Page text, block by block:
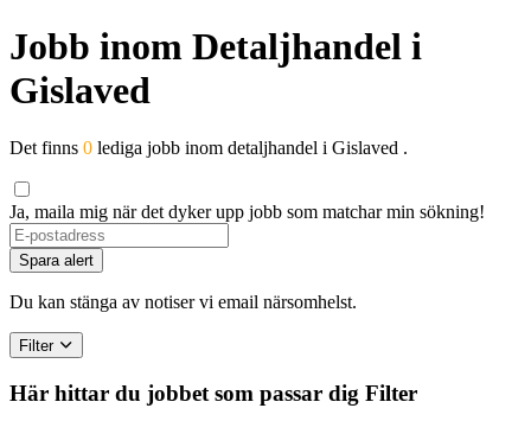
Jobb inom Detaljhandel i
Gislaved
Det finns 0 lediga jobb inom detaljhandel i Gislaved .
Ja, maila mig när det dyker upp jobb som matchar min sökning!
If
you
are
a
ignore
this
field
Spara alert
Du kan stänga av notiser vi email närsomhelst.
Filter
Här hittar du jobbet som passar dig Filter